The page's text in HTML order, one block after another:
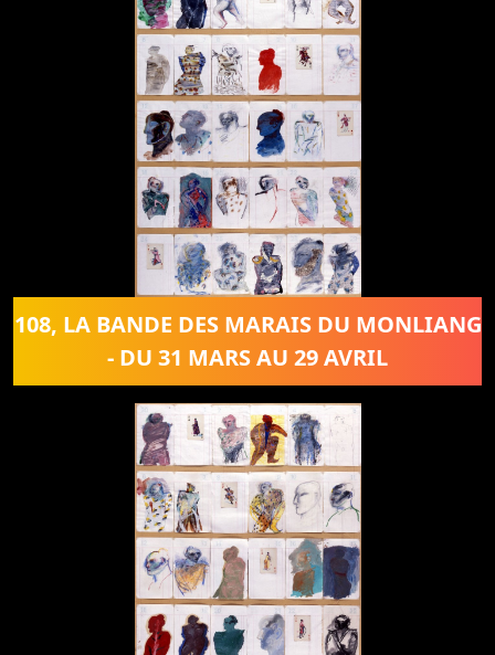
108, LA BANDE DES MARAIS DU MONLIANG
- DU 31 MARS AU 29 AVRIL